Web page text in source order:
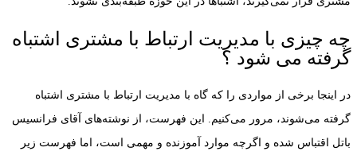
چه چیزی با مدیریت ارتباط با مشتری اشتباه
گرفته می شود ؟
در اینجا برخی از مواردی را که گاه با مدیریت ارتباط با مشتری اشتباه
گرفته می‌شوند، مرور می‌کنیم. این فهرست، از نوشته‌های آقای فرانسیس
باتل اقتباس شده و اگرچه موارد آموزنده و مهمی است، اما فهرست زیر